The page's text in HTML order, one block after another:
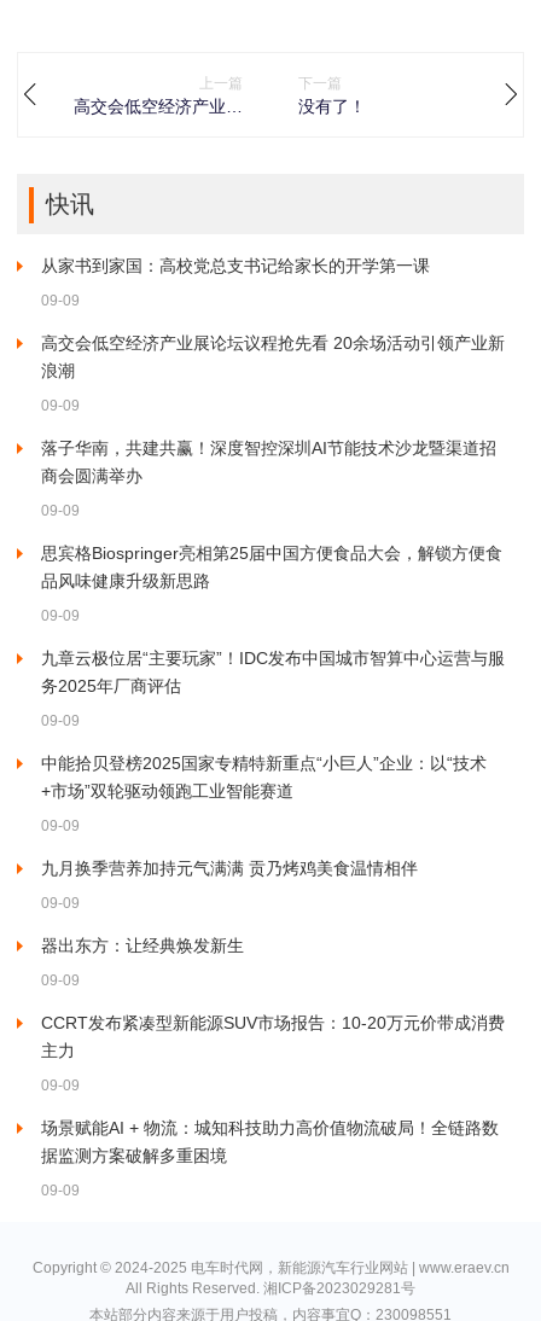
上一篇
高交会低空经济产业展
下一篇
没有了！
快讯
从家书到家国：高校党总支书记给家长的开学第一课
09-09
高交会低空经济产业展论坛议程抢先看 20余场活动引领产业新
浪潮
09-09
落子华南，共建共赢！深度智控深圳AI节能技术沙龙暨渠道招
商会圆满举办
09-09
思宾格Biospringer亮相第25届中国方便食品大会，解锁方便食
品风味健康升级新思路
09-09
九章云极位居“主要玩家”！IDC发布中国城市智算中心运营与服
务2025年厂商评估
09-09
中能拾贝登榜2025国家专精特新重点“小巨人”企业：以“技术
+市场”双轮驱动领跑工业智能赛道
09-09
九月换季营养加持元气满满 贡乃烤鸡美食温情相伴
09-09
器出东方：让经典焕发新生
09-09
CCRT发布紧凑型新能源SUV市场报告：10-20万元价带成消费
主力
09-09
场景赋能AI + 物流：城知科技助力高价值物流破局！全链路数
据监测方案破解多重困境
09-09
Copyright © 2024-2025 电车时代网，新能源汽车行业网站 | www.eraev.cn
All Rights Reserved. 湘ICP备2023029281号
本站部分内容来源于用户投稿，内容事宜Q：230098551